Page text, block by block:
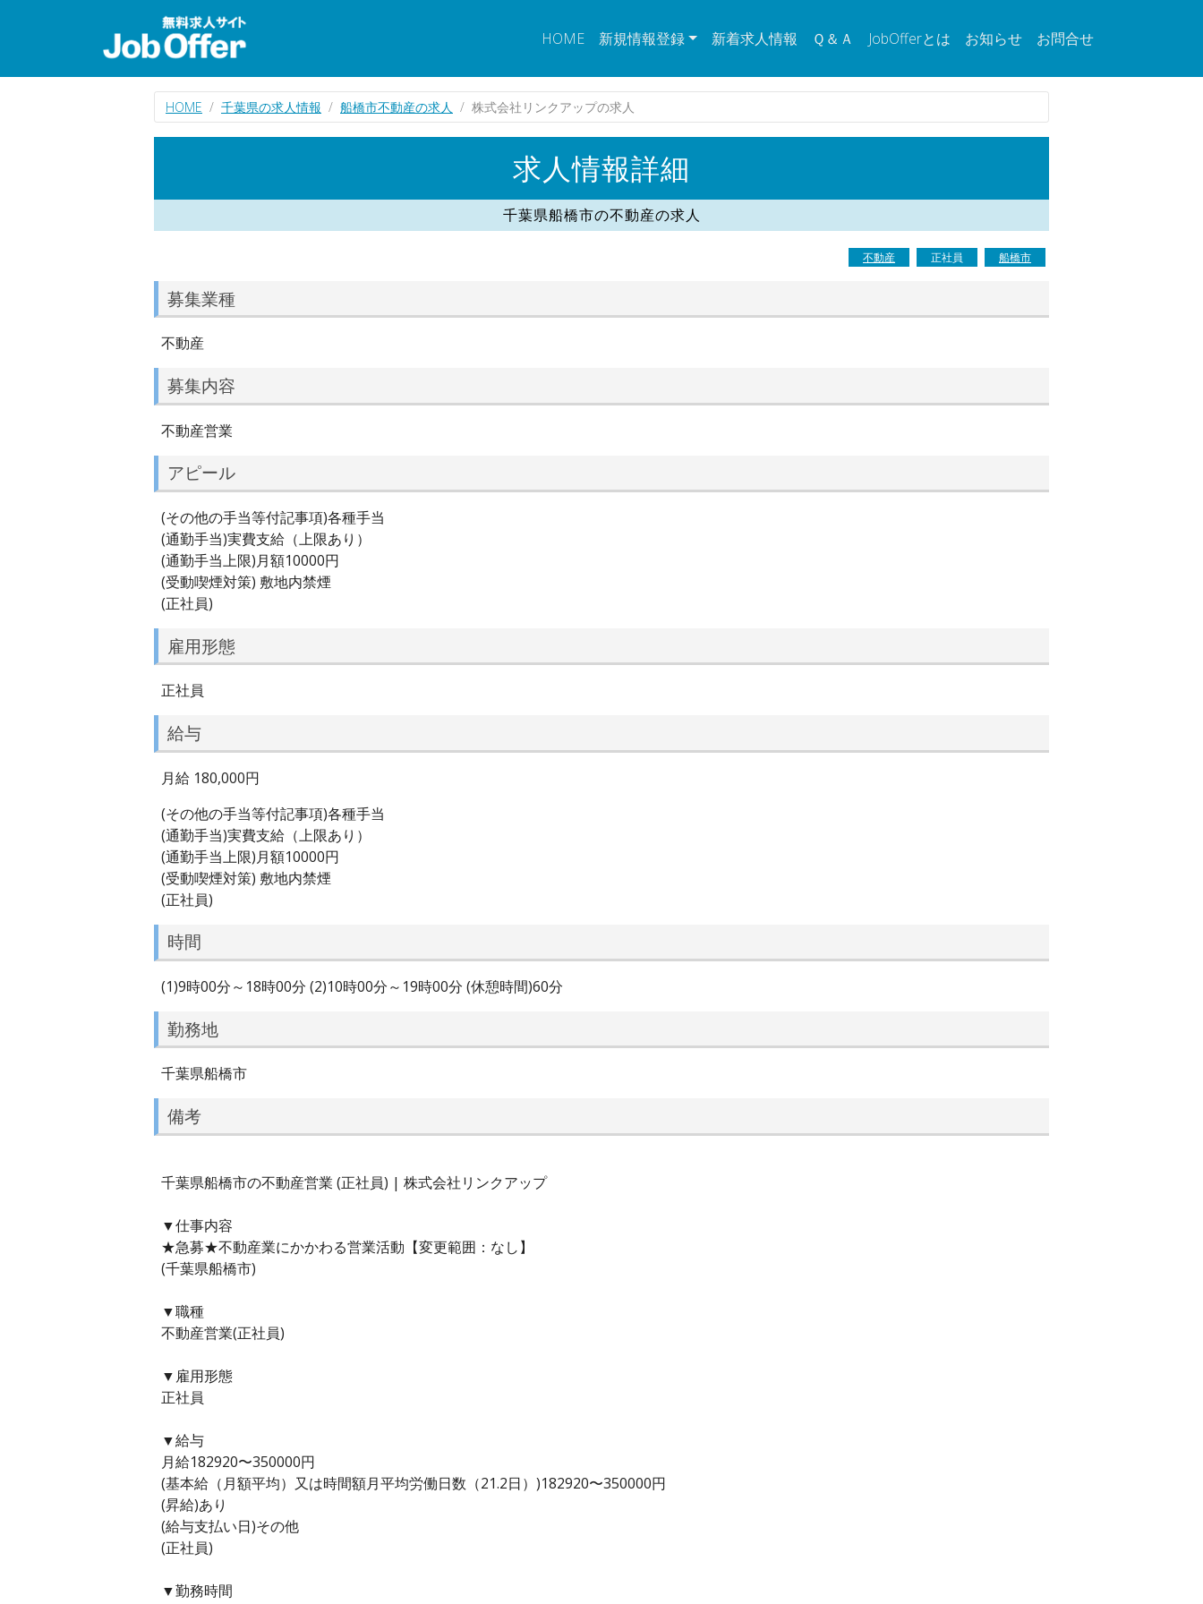
HOME 新規情報登録 新着求人情報 Ｑ＆Ａ JobOfferとは お知らせ お問合せ
HOME 千葉県の求人情報 船橋市不動産の求人 株式会社リンクアップの求人
求人情報詳細
千葉県船橋市の不動産の求人
不動産 正社員 船橋市
募集業種
不動産
募集内容
不動産営業
アピール
(その他の手当等付記事項)各種手当
(通勤手当)実費支給（上限あり）
(通勤手当上限)月額10000円
(受動喫煙対策) 敷地内禁煙
(正社員)
雇用形態
正社員
給与
月給 180,000円
(その他の手当等付記事項)各種手当
(通勤手当)実費支給（上限あり）
(通勤手当上限)月額10000円
(受動喫煙対策) 敷地内禁煙
(正社員)
時間
(1)9時00分～18時00分 (2)10時00分～19時00分 (休憩時間)60分
勤務地
千葉県船橋市
備考
千葉県船橋市の不動産営業 (正社員) | 株式会社リンクアップ
▼仕事内容
★急募★不動産業にかかわる営業活動【変更範囲：なし】
(千葉県船橋市)
▼職種
不動産営業(正社員)
▼雇用形態
正社員
▼給与
月給182920〜350000円
(基本給（月額平均）又は時間額月平均労働日数（21.2日）)182920〜350000円
(昇給)あり
(給与支払い日)その他
(正社員)
▼勤務時間